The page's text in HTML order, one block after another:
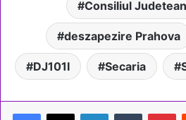
Consiliul
deszapezire Prahova
DJ101I Secaria
LinkedInTumblr